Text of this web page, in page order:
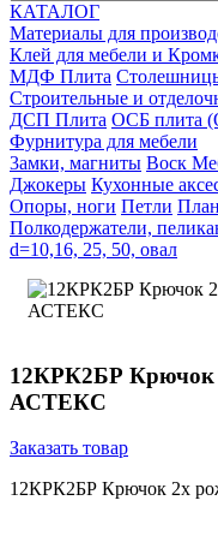
КАТАЛОГ
Материалы для
Клей для мебели и
МДФ Плита
Строительные и
ДСП Плита ОСБ плита
Фурнитура для мебели
3амки, магниты Воск
Джокеры Кухонные
Опоры, ноги Петли
Полкодержатели,
d=10,16, 25, 50, овал
12КРК2БР Крючок
АСТЕКС
Заказать товар
12КРК2БР Крючок 2х